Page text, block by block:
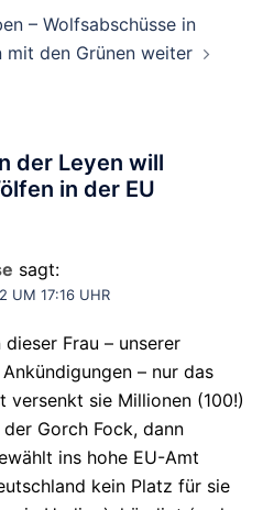
– Wolfsabschüsse in
mit den Grünen weiter
der Leyen will
in der EU
sagt:
UM 17:16 UHR
Frau – unserer
– nur das
versenkt sie Millionen (100!)
Gorch Fock, dann
ins hohe EU-Amt
kein Platz für sie